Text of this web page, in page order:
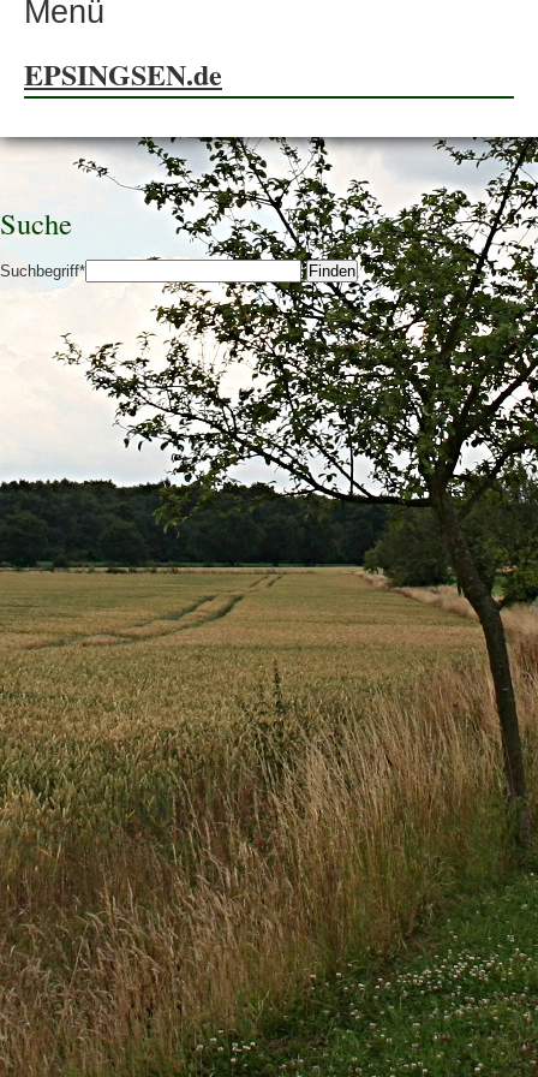
Menü
EPSINGSEN.de
Suche
Suchbegriff*